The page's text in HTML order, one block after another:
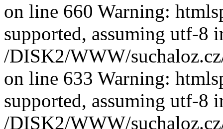
on line 660 Warning:
supported, assuming utf-8
/DISK2/WWW/
on line 633 Warning:
supported, assuming utf-8
/DISK2/WWW/